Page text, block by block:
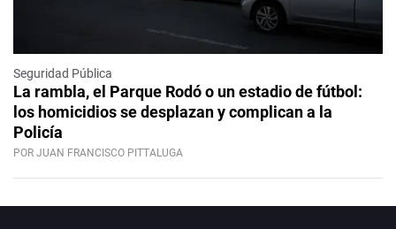
Seguridad Pública
La rambla, el Parque Rodó o un estadio de fútbol:
los homicidios se desplazan y complican a la
Policía
POR JUAN FRANCISCO PITTALUGA